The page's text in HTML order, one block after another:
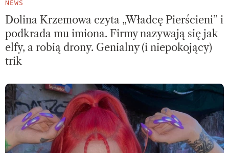
NEWS
Dolina Krzemowa czyta „Władcę Pierścieni” i
podkrada mu imiona. Firmy nazywają się jak
elfy, a robią drony. Genialny (i niepokojący)
trik